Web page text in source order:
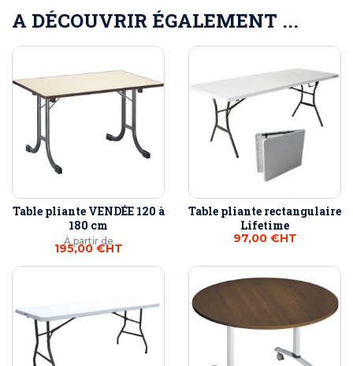
A DÉCOUVRIR ÉGALEMENT ...
Table pliante VENDÉE 120 à
180 cm
À partir de
195,00 €HT
Table pliante rectangulaire
Lifetime
97,00 €HT